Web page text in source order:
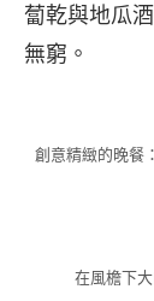
蔔乾與地瓜
無窮。
創意精緻的晚餐
在風檐下